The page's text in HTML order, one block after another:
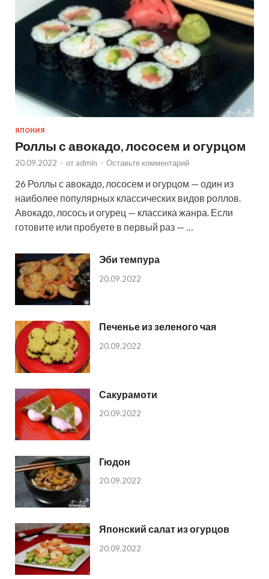
ЯПОНИЯ
Роллы с авокадо, лососем и огурцом
20.09.2022 - от admin - Оставьте комментарий
26 Роллы с авокадо, лососем и огурцом — один из
наиболее популярных классических видов роллов.
Авокадо, лосось и огурец — классика жанра. Если
готовите или пробуете в первый раз — …
Эби темпура
20.09.2022
Печенье из зеленого чая
20.09.2022
Сакурамоти
20.09.2022
Гюдон
20.09.2022
Японский салат из огурцов
20.09.2022